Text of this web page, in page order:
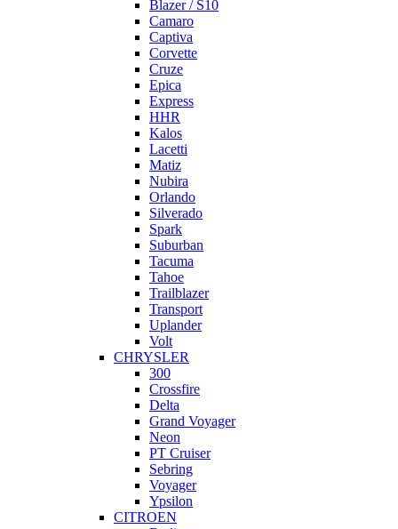
Blazer / S10
Camaro
Captiva
Corvette
Cruze
Epica
Express
HHR
Kalos
Lacetti
Matiz
Nubira
Orlando
Silverado
Spark
Suburban
Tacuma
Tahoe
Trailblazer
Transport
Uplander
Volt
CHRYSLER
300
Crossfire
Delta
Grand Voyager
Neon
PT Cruiser
Sebring
Voyager
Ypsilon
CITROEN